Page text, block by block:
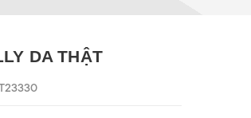
DA THẬT